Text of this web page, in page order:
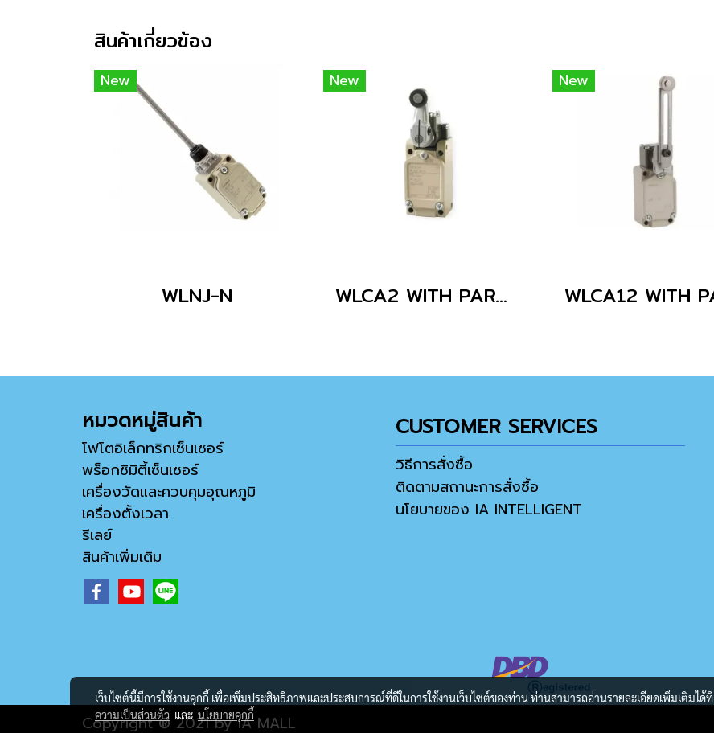
สินค้าเกี่ยวข้อง
New
WLNJ-N
New
WLCA2 WITH PARTS
New
หมวดหมู่สินค้า
โฟโตอิเล็กทริกเซ็นเซอร์
พร็อกซิมิตี้เซ็นเซอร์
เครื่องวัดและควบคุมอุณหภูมิ
เครื่องตั้งเวลา
รีเลย์
สินค้าเพิ่มเติม
CUSTOMER SERVICES
วิธีการสั่งซื้อ
ติดตามสถานะการสั่งซื้อ
นโยบายของ IA INTELLIGENT
Copyright ® 2021 by IA MALL
เว็บไซต์นี้มีการใช้งานคุกกี้ เพื่อเพิ่มประสิทธิภาพและประสบการณ์ที่ดีในการใช้งานเว็บไซต์ของท่าน ท่านสามารถอ่านรายละเอียดเพิ่มเติมได้ที่
ความเป็นส่วนตัว และนโยบายคุกกี้